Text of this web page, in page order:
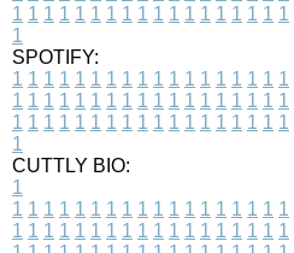
1 1 1 1 1 1 1 1 1 1 1 1 1 1 1 1 1 1
1
SPOTIFY:
1 1 1 1 1 1 1 1 1 1 1 1 1 1 1 1 1 1
1 1 1 1 1 1 1 1 1 1 1 1 1 1 1 1 1 1
1 1 1 1 1 1 1 1 1 1 1 1 1 1 1 1 1 1
1
CUTTLY BIO:
1
1 1 1 1 1 1 1 1 1 1 1 1 1 1 1 1 1 1
1 1 1 1 1 1 1 1 1 1 1 1 1 1 1 1 1 1